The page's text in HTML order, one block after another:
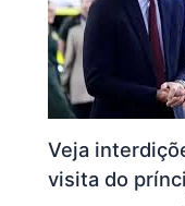
Veja
visita do